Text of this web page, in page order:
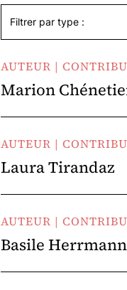
Filtrer par type :
AUTEUR |
Marion
AUTEUR |
Laura Tirandaz
AUTEUR |
Basile